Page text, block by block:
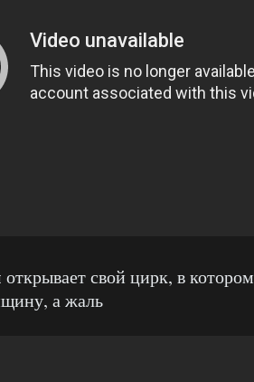
открывает свой цирк, в котором
а жаль